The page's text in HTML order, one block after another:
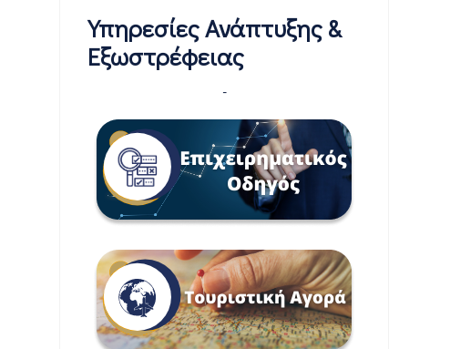
Υπηρεσίες Ανάπτυξης &
Εξωστρέφειας
-